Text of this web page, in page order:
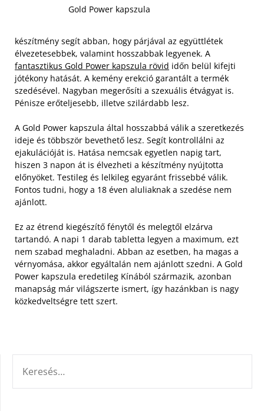
Gold Power kapszula
készítmény segít abban, hogy párjával az együttlétek
élvezetesebbek, valamint hosszabbak legyenek. A
fantasztikus Gold Power kapszula rövid időn belül kifejti
jótékony hatását. A kemény erekció garantált a termék
szedésével. Nagyban megerősíti a szexuális étvágyat is.
Pénisze erőteljesebb, illetve szilárdabb lesz.
A Gold Power kapszula által hosszabbá válik a szeretkezés
ideje és többször bevethető lesz. Segít kontrollálni az
ejakulációját is. Hatása nemcsak egyetlen napig tart,
hiszen 3 napon át is élvezheti a készítmény nyújtotta
előnyöket. Testileg és lelkileg egyaránt frissebbé válik.
Fontos tudni, hogy a 18 éven aluliaknak a szedése nem
ajánlott.
Ez az étrend kiegészítő fénytől és melegtől elzárva
tartandó. A napi 1 darab tabletta legyen a maximum, ezt
nem szabad meghaladni. Abban az esetben, ha magas a
vérnyomása, akkor egyáltalán nem ajánlott szedni. A Gold
Power kapszula eredetileg Kínából származik, azonban
manapság már világszerte ismert, így hazánkban is nagy
közkedveltségre tett szert.